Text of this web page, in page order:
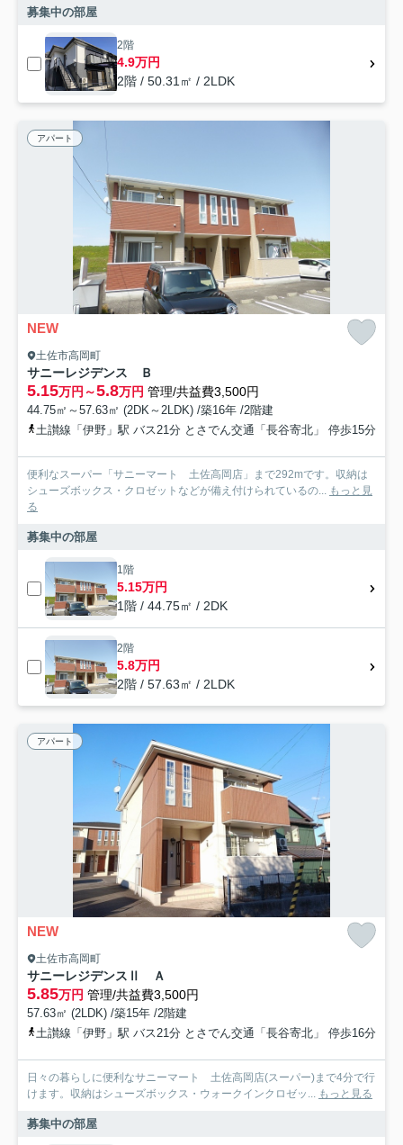
募集中の部屋
2階
4.9万円
2階 / 50.31㎡ / 2LDK
アパート
NEW
土佐市高岡町
サニーレジデンス Ｂ
5.15万円～5.8万円 管理/共益費3,500円
44.75㎡～57.63㎡ (2DK～2LDK) /築16年 /2階建
土讃線「伊野」駅 バス21分 とさでん交通「長谷寄北」 停歩15分
便利なスーパー「サニーマート 土佐高岡店」まで292mです。収納は
シューズボックス・クロゼットなどが備え付けられているの... もっと見
る
募集中の部屋
1階
5.15万円
1階 / 44.75㎡ / 2DK
2階
5.8万円
2階 / 57.63㎡ / 2LDK
アパート
NEW
土佐市高岡町
サニーレジデンスⅡ Ａ
5.85万円 管理/共益費3,500円
57.63㎡ (2LDK) /築15年 /2階建
土讃線「伊野」駅 バス21分 とさでん交通「長谷寄北」 停歩16分
日々の暮らしに便利なサニーマート 土佐高岡店(スーパー)まで4分で行
けます。収納はシューズボックス・ウォークインクロゼッ... もっと見る
募集中の部屋